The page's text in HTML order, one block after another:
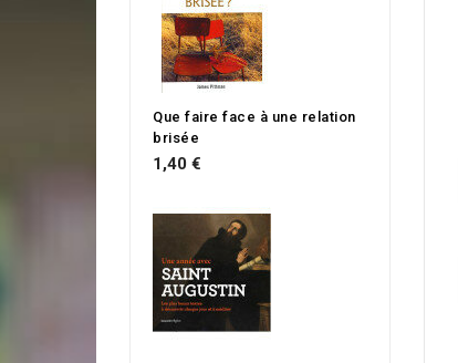
Que faire face à une relation
brisée
1,40 €